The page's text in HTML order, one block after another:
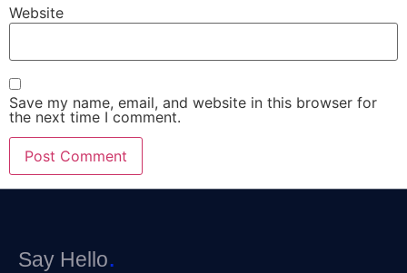
Website
Save my name, email, and website in this browser for
the next time I comment.
Say Hello.